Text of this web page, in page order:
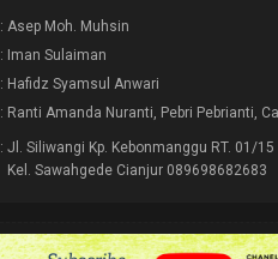
: Asep Moh. Muhsin
: Iman Sulaiman
: Hafidz Syamsul Anwari
: Ranti Amanda Nuranti, Pebri Pebrianti,
: Jl. Siliwangi Kp. Kebonmanggu RT. 01/15
Kel. Sawahgede Cianjur 089698682683